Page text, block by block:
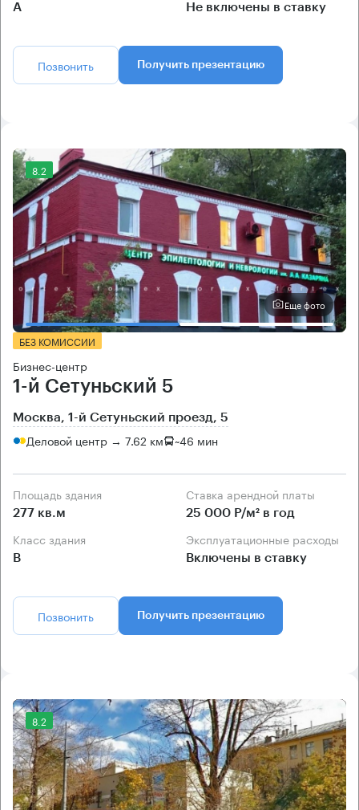
А Не включены в ставку
Позвонить Получить презентацию
8.2
Еще фото
БЕЗ КОМИССИИ
Бизнес-центр
1-й Сетуньский 5
Москва, 1-й Сетуньский проезд, 5
Деловой центр → 7.62 км ~46 мин
Площадь здания
277 кв.м
Ставка арендной платы
25 000 Р/м² в год
Класс здания
B
Эксплуатационные расходы
Включены в ставку
Позвонить Получить презентацию
8.2